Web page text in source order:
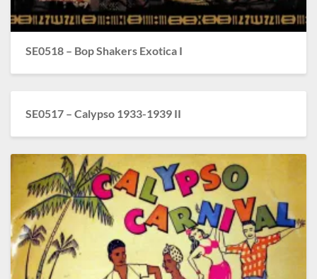
SE0518 – Bop Shakers Exotica I
SE0517 – Calypso 1933-1939 II